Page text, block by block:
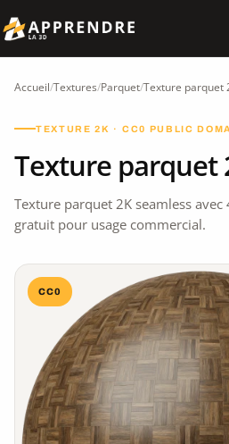
Accueil/Textures/Parquet/Texture parquet
TEXTURE 2K · CC0 PUBLIC
Texture parquet
Texture parquet 2K seamless avec
gratuit pour usage commercial.
CC0